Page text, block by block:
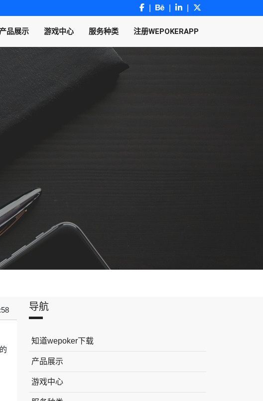
产品展示 游戏中心 服务种类 注册WEPOKERAPP
导航
知道wepoker下载
产品展示
游戏中心